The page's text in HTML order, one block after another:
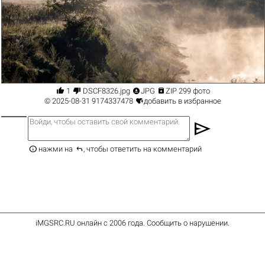
 1  DSCF8326.jpg JPG  ZIP 299 фото
© 2025-08-31 9174337478 добавить в избранное
send
 нажми на  , чтобы ответить на комментарий
iMGSRC.RU онлайн с 2006 года Сообщить о нарушении